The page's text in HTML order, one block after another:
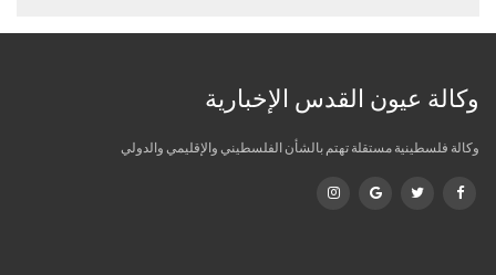
وكالة عيون القدس الإخبارية
وكالة فلسطينية مستقلة تهتم بالشأن الفلسطيني والإقليمي والدولي